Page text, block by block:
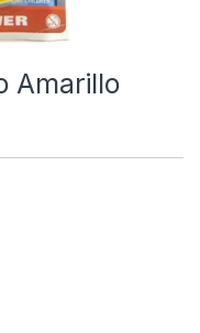
Amarillo